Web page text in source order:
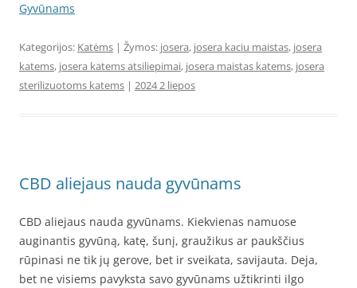
Gyvūnams
Kategorijos: Katėms | Žymos: josera, josera kaciu maistas, josera
katems, josera katems atsiliepimai, josera maistas katems, josera
sterilizuotoms katems | 2024 2 liepos
CBD aliejaus nauda gyvūnams
CBD aliejaus nauda gyvūnams. Kiekvienas namuose
auginantis gyvūną, katę, šunį, graužikus ar paukščius
rūpinasi ne tik jų gerove, bet ir sveikata, savijauta. Deja,
bet ne visiems pavyksta savo gyvūnams užtikrinti ilgo